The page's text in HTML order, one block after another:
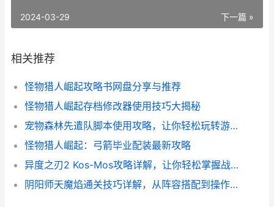
下一篇 »
2024-03-29
相关推荐
怪物猎人崛起攻略书网盘分享与推荐
怪物猎人崛起存档修改器使用技巧大揭秘
宠物森林先遣队脚本使用攻略，让你轻松玩转游戏！
怪物猎人崛起：弓箭毕业配装最新攻略
异度之刃2 Kos-Mos攻略详解，让你轻松掌握战斗技巧
阴阳师天魔焰通关技巧详解，从阵容搭配到操作心得全都有！